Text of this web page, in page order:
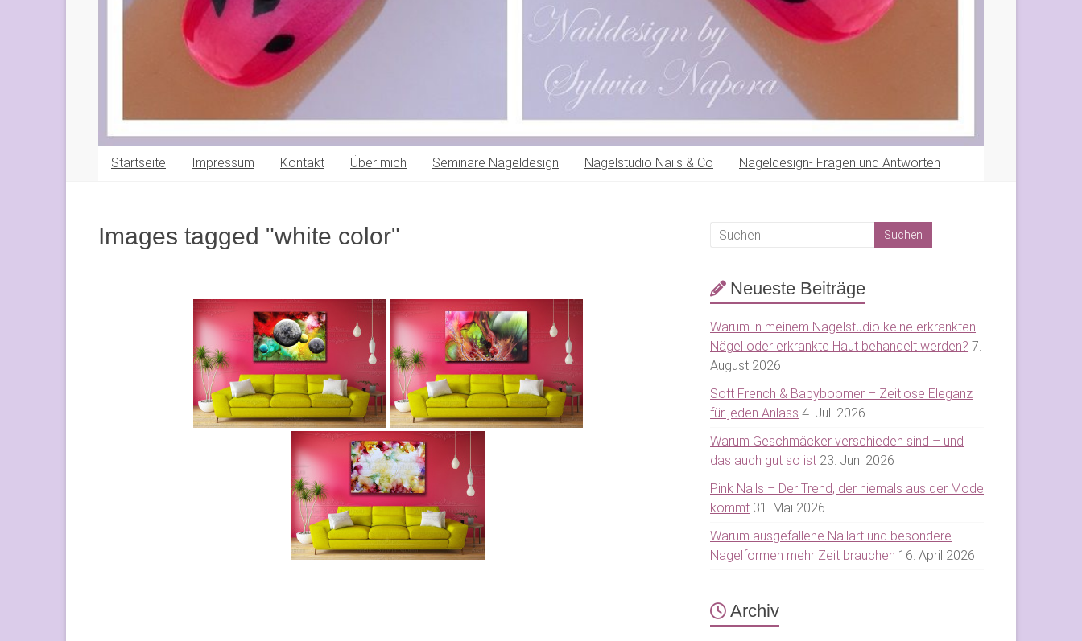
Startseite Impressum Kontakt Über mich Seminare Nageldesign Nagelstudio Nails & Co Nageldesign- Fragen und Antworten
Images tagged "white color"
Neueste Beiträge
Warum in meinem Nagelstudio keine erkrankten
Nägel oder erkrankte Haut behandelt werden? 7.
August 2026
Soft French & Babyboomer – Zeitlose Eleganz
für jeden Anlass 4. Juli 2026
Warum Geschmäcker verschieden sind – und
das auch gut so ist 23. Juni 2026
Pink Nails – Der Trend, der niemals aus der Mode
kommt 31. Mai 2026
Warum ausgefallene Nailart und besondere
Nagelformen mehr Zeit brauchen 16. April 2026
Archiv